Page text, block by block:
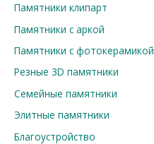
Памятники клипарт
Памятники с аркой
Памятники с фотокерамикой
Резные 3D памятники
Семейные памятники
Элитные памятники
Благоустройство